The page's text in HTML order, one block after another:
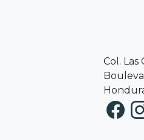
Col. Las